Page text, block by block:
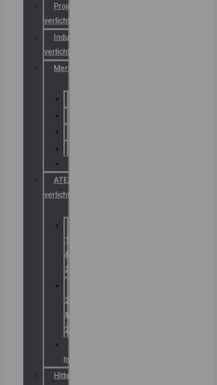
Projectreferenties
verlichting
Industriële
verlichting
Merken
ATEX
verlichting
1
&
2
21
&
22
noodverlichting
Hittebestendige